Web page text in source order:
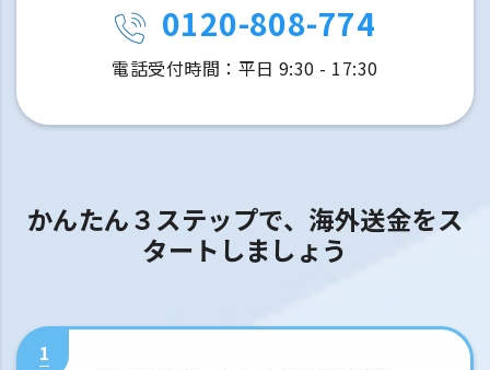
0120-808-774
電話受付時間：平日 9:30 - 17:30
かんたん３ステップで、海外送金をス
タートしましょう
1